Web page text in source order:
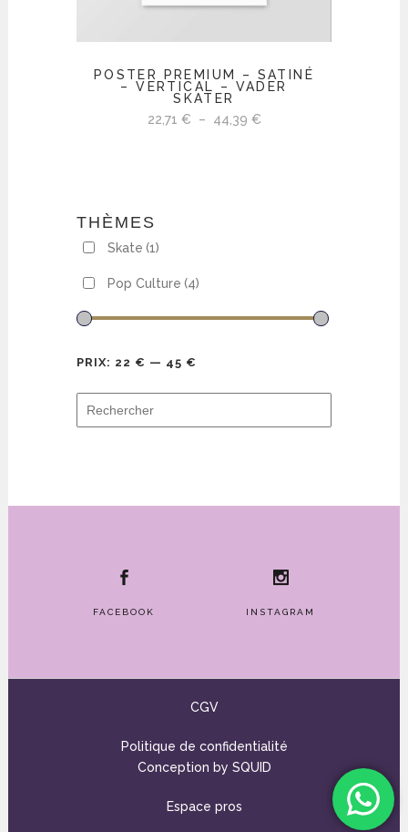
POSTER PREMIUM – SATINÉ
– VERTICAL – VADER
SKATER
22,71 € – 44,39 €Plage
THÈMES
Skate (1)
Pop Culture (4)
PRIX: 22 € — 45 €
FACEBOOK INSTAGRAM
CGV
Politique de confidentialité
Conception by SQUID
Espace pros